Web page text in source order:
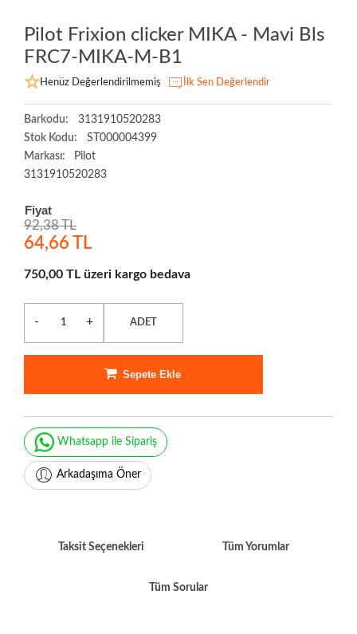
Pilot Frixion clicker MIKA - Mavi Bls
FRC7-MIKA-M-B1
Henüz Değerlendirilmemiş İlk Sen Değerlendir
Barkodu:
3131910520283
Stok Kodu:
ST000004399
Markası:
Pilot
3131910520283
Fiyat
92,38 TL
64,66 TL
750,00 TL üzeri kargo bedava
- + ADET
Sepete Ekle
Whatsapp ile Sipariş
Arkadaşıma Öner
Taksit Seçenekleri Tüm Yorumlar
Tüm Sorular